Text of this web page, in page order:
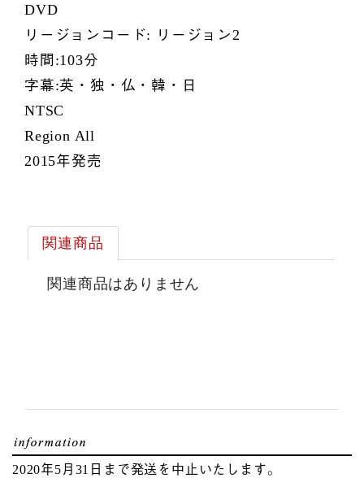
DVD
リージョンコード: リージョン2
時間:103分
字幕:英・独・仏・韓・日
NTSC
Region All
2015年発売
関連商品
関連商品はありません
2020年5月31日まで発送を中止いたします。